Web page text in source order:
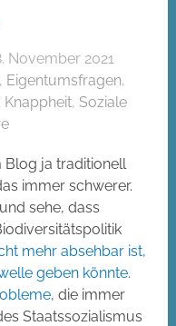
November 2021
, Eigentumsfragen,
Knappheit, Soziale
Blog ja traditionell
immer schwerer.
sehe, dass
mehr absehbar ist,
geben könnte.
, die immer
Staatssozialismus